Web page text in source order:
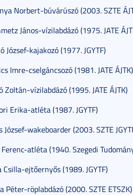
Norbert-búvárúszó (2003. SZTE
János-vízilabdázó (1975. JATE
József-kajakozó (1977. JGYTF)
Imre-cselgáncsozó (1981. JATE ÁJTK)
Zoltán-vízilabdázó (1995. JATE ÁJTK)
Erika-atléta (1987. JGYTF)
József-wakeboarder (2003. SZTE
atléta (1940. Szegedi
Csilla-ejtőernyős (1989. JGYTF)
Péter-röplabdázó (2000. SZTE ETSZK)